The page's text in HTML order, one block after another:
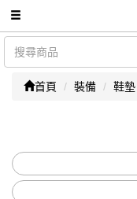
首頁 裝備 鞋墊